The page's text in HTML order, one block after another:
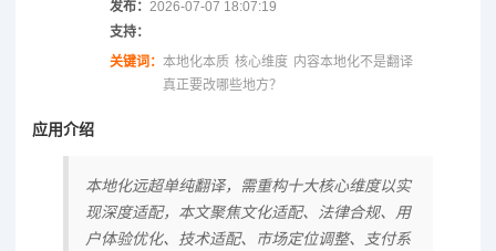
发布： 2026-07-07 18:07:19
支持：
关键词： 本地化本质 核心维度 内容本地化不是翻译
真正要改哪些地方？
应用介绍
本地化远超单纯翻译，需重构十大核心维度以实
现深度适配，本文聚焦文化适配、法律合规、用
户体验优化、技术适配、市场定位调整、支付系